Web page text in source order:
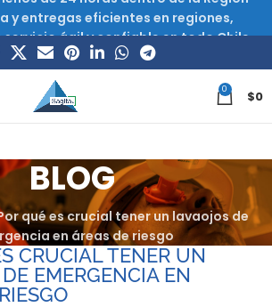
0 $0
BLOG
qué es crucial tener un lavaojos de
en áreas de riesgo
CRUCIAL TENER UN
EMERGENCIA EN
y entregas eficientes en regiones,
ágil y confiable en todo Chile.